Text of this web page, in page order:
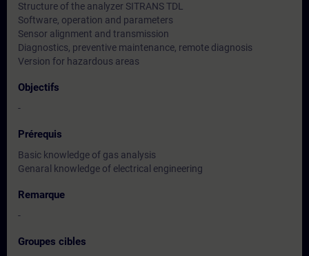
Structure of the analyzer SITRANS TDL
Software, operation and parameters
Sensor alignment and transmission
Diagnostics, preventive maintenance, remote diagnosis
Version for hazardous areas
Objectifs
-
Prérequis
Basic knowledge of gas analysis
Genaral knowledge of electrical engineering
Remarque
-
Groupes cibles